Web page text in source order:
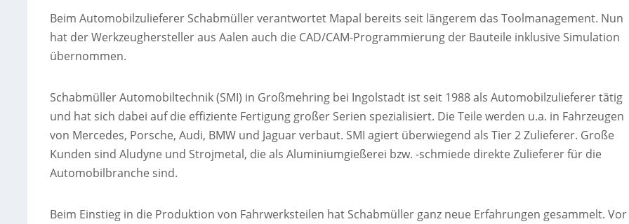
Beim Automobilzulieferer Schabmüller verantwortet Mapal bereits seit längerem das Toolmanagement. Nun
hat der Werkzeughersteller aus Aalen auch die CAD/CAM-Programmierung der Bauteile inklusive Simulation
übernommen.
Schabmüller Automobiltechnik (SMI) in Großmehring bei Ingolstadt ist seit 1988 als Automobilzulieferer tätig
und hat sich dabei auf die effiziente Fertigung großer Serien spezialisiert. Die Teile werden u.a. in Fahrzeugen
von Mercedes, Porsche, Audi, BMW und Jaguar verbaut. SMI agiert überwiegend als Tier 2 Zulieferer. Große
Kunden sind Aludyne und Strojmetal, die als Aluminiumgießerei bzw. -schmiede direkte Zulieferer für die
Automobilbranche sind.
Beim Einstieg in die Produktion von Fahrwerksteilen hat Schabmüller ganz neue Erfahrungen gesammelt. Vor